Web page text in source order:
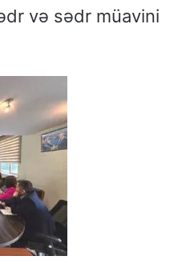
və sədr müavini